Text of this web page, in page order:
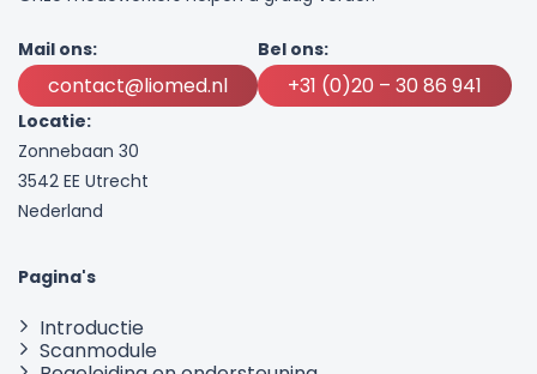
Mail ons:
contact@liomed.nl
Bel ons:
+31 (0)20 – 30 86 941
Locatie:
Zonnebaan 30
3542 EE Utrecht
Nederland
Pagina's
Introductie
Scanmodule